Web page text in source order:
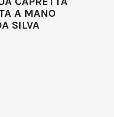
A MANO
SILVA